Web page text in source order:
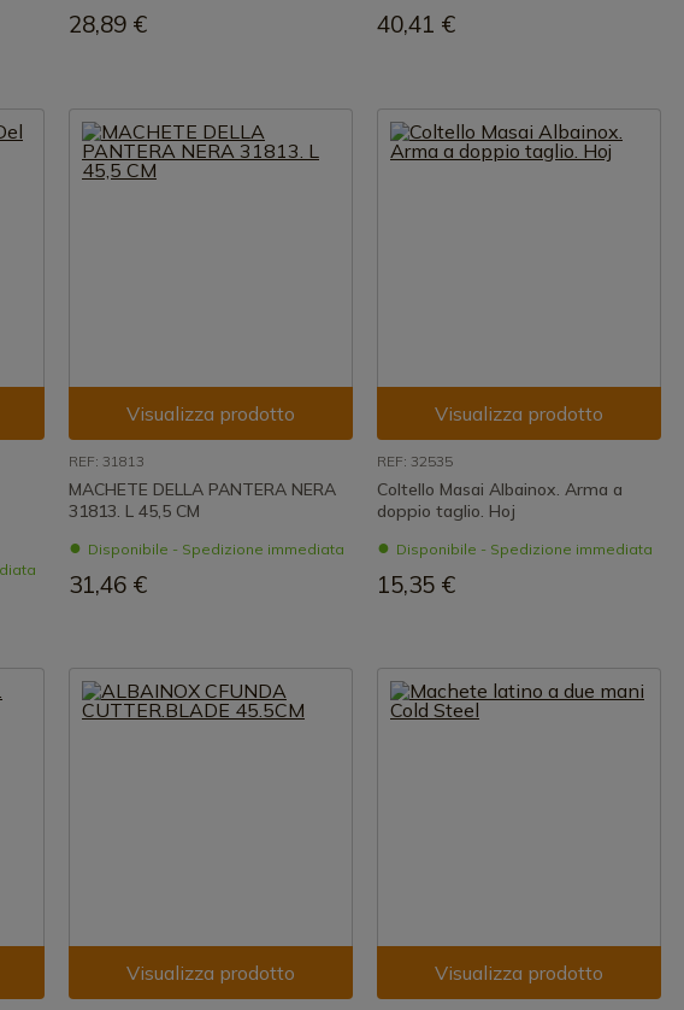
28,89 € 40,41 €
Visualizza prodotto
REF: 31813
MACHETE DELLA PANTERA NERA
31813. L 45,5 CM
Disponibile - Spedizione immediata
31,46 €
Visualizza prodotto
REF: 32535
Coltello Masai Albainox. Arma a
doppio taglio. Hoj
Disponibile - Spedizione immediata
15,35 €
Visualizza prodotto Visualizza prodotto